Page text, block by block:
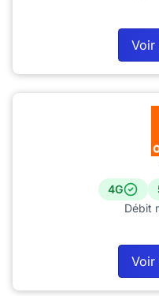
Voir
4G
Débit
Voir